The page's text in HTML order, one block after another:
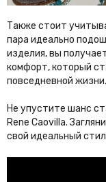
Patek Philippe
Philipp Plein
Polo Ralph Lauren
Prada
Q
Qeelin Petite Wulu
R
Также стоит
пара идеально
изделия, вы
комфорт, который
повседневной жизни.
Не упустите шанс
Rene Caovilla.
свой идеальный